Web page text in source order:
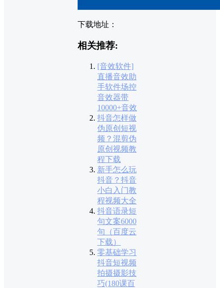
下载地址：
相关推荐:
[音效软件]
直播音效助
手软件场控
音效器带
10000+音效
抖音怎样做
伪原创短视
频？混剪伪
原创视频教
程下载
新手怎么玩
抖音？抖音
小白入门教
程视频大全
抖音语录短
句文案6000
句（百度云
下载）
零基础学习
抖音短视频
拍摄摄影技
巧(180课百